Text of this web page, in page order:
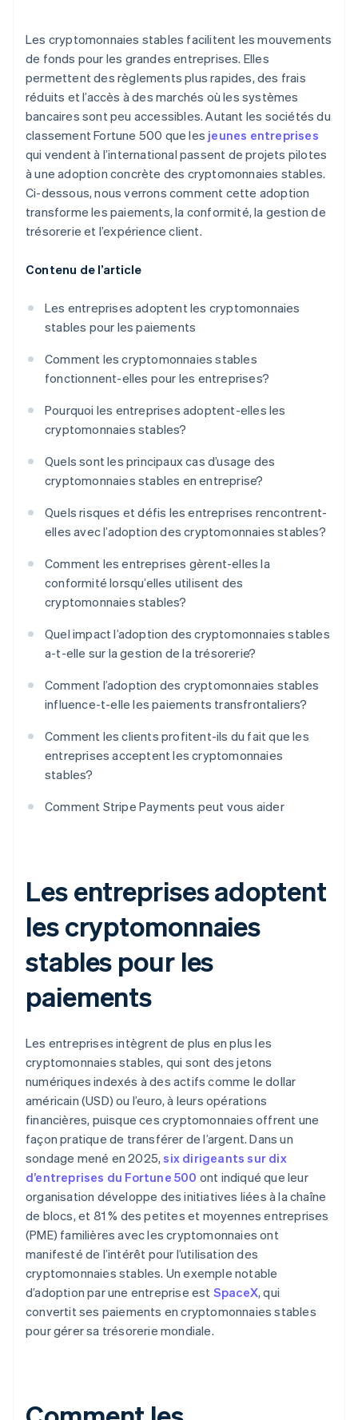
Confidentialité et sécurité
Autonomie et flexibilité
Les cryptomonnaies stables facilitent les mouvements
de fonds pour les grandes entreprises. Elles
permettent des règlements plus rapides, des frais
réduits et l’accès à des marchés où les systèmes
bancaires sont peu accessibles. Autant les sociétés du
classement Fortune 500 que les jeunes entreprises
qui vendent à l’international passent de projets pilotes
à une adoption concrète des cryptomonnaies stables.
Ci-dessous, nous verrons comment cette adoption
transforme les paiements, la conformité, la gestion de
trésorerie et l’expérience client.
Contenu de l’article
Les entreprises adoptent les cryptomonnaies
stables pour les paiements
Comment les cryptomonnaies stables
fonctionnent-elles pour les entreprises?
Pourquoi les entreprises adoptent-elles les
cryptomonnaies stables?
Quels sont les principaux cas d’usage des
cryptomonnaies stables en entreprise?
Quels risques et défis les entreprises rencontrent-
elles avec l’adoption des cryptomonnaies stables?
Comment les entreprises gèrent-elles la
conformité lorsqu’elles utilisent des
cryptomonnaies stables?
Quel impact l’adoption des cryptomonnaies stables
a-t-elle sur la gestion de la trésorerie?
Comment l’adoption des cryptomonnaies stables
influence-t-elle les paiements transfrontaliers?
Comment les clients profitent-ils du fait que les
entreprises acceptent les cryptomonnaies
stables?
Comment Stripe Payments peut vous aider
Les entreprises adoptent
les cryptomonnaies
stables pour les
paiements
Les entreprises intègrent de plus en plus les
cryptomonnaies stables, qui sont des jetons
numériques indexés à des actifs comme le dollar
américain (USD) ou l’euro, à leurs opérations
financières, puisque ces cryptomonnaies offrent une
façon pratique de transférer de l’argent. Dans un
sondage mené en 2025,six dirigeants sur dix
d’entreprises du Fortune 500 ont indiqué que leur
organisation développe des initiatives liées à la chaîne
de blocs, et 81 % des petites et moyennes entreprises
(PME) familières avec les cryptomonnaies ont
manifesté de l’intérêt pour l’utilisation des
cryptomonnaies stables. Un exemple notable
d’adoption par une entreprise est SpaceX, qui
convertit ses paiements en cryptomonnaies stables
pour gérer sa trésorerie mondiale.